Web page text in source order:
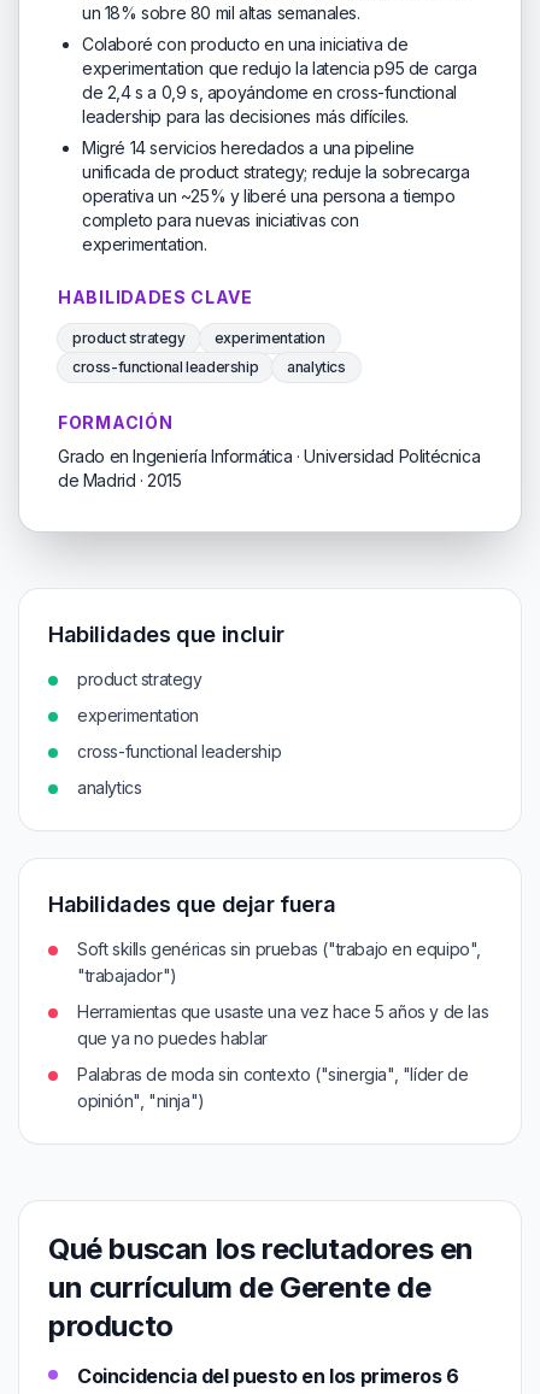
un 18% sobre 80 mil altas semanales.
Colaboré con producto en una iniciativa de
experimentation que redujo la latencia p95 de carga
de 2,4 s a 0,9 s, apoyándome en cross-functional
leadership para las decisiones más difíciles.
Migré 14 servicios heredados a una pipeline
unificada de product strategy; reduje la sobrecarga
operativa un ~25% y liberé una persona a tiempo
completo para nuevas iniciativas con
experimentation.
HABILIDADES CLAVE
product strategy
experimentation
cross-functional leadership
analytics
FORMACIÓN
Grado en Ingeniería Informática · Universidad Politécnica
de Madrid · 2015
Habilidades que incluir
product strategy
experimentation
cross-functional leadership
analytics
Habilidades que dejar fuera
Soft skills genéricas sin pruebas ("trabajo en equipo",
"trabajador")
Herramientas que usaste una vez hace 5 años y de las
que ya no puedes hablar
Palabras de moda sin contexto ("sinergia", "líder de
opinión", "ninja")
Qué buscan los reclutadores en
un currículum de Gerente de
producto
Coincidencia del puesto en los primeros 6